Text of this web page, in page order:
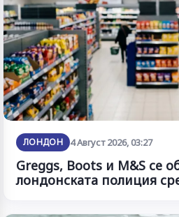
ЛОНДОН 4 Август 2026, 03:27
Greggs, Boots и M&S се
лондонската полиция